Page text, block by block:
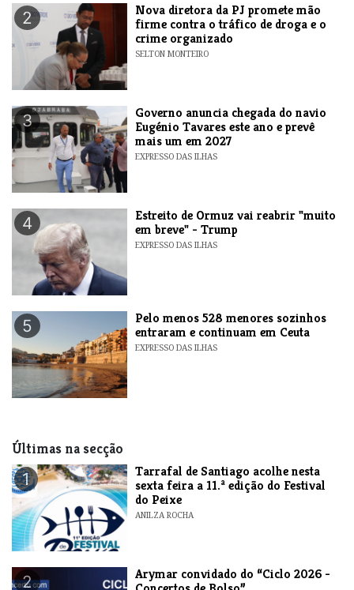
2
Nova diretora da PJ promete mão
firme contra o tráfico de droga e o
crime organizado
SELTON MONTEIRO
3
Governo anuncia chegada do navio
Eugénio Tavares este ano e prevê
mais um em 2027
EXPRESSO DAS ILHAS
4
Estreito de Ormuz vai reabrir "muito
em breve" - Trump
EXPRESSO DAS ILHAS
5
Pelo menos 528 menores sozinhos
entraram e continuam em Ceuta
EXPRESSO DAS ILHAS
Últimas na secção
1
Tarrafal de Santiago acolhe nesta
sexta feira a 11.ª edição do Festival
do Peixe
ANILZA ROCHA
2
​Arymar convidado do “Ciclo 2026 -